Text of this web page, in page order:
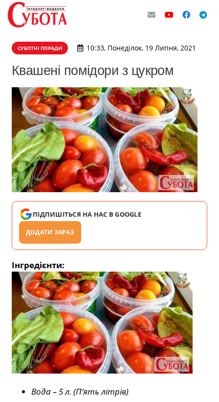
СУБОТНІ ПОРАДИ 10:33, Понеділок, 19 Липня, 2021
Квашені помідори з цукром
ПІДПИШІТЬСЯ НА НАС В GOOGLE
ДОДАТИ ЗАРАЗ
Інгредієнти:
Вода – 5 л. (П’ять літрів)